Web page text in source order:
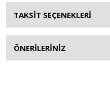
TAKSİT SEÇENEKLERİ
ÖNERİLERİNİZ